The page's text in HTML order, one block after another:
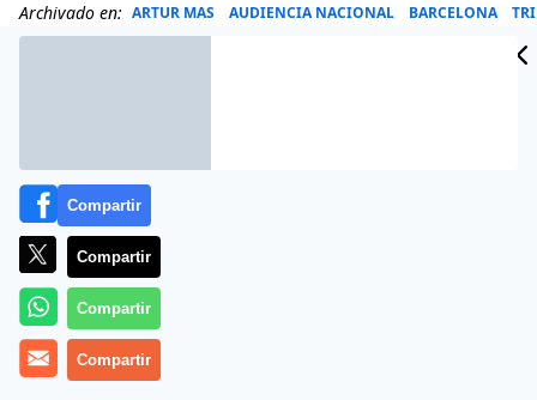
Archivado en: ARTUR MAS AUDIENCIA NACIONAL BARCELONA
Compartir
Compartir
Compartir
Compartir